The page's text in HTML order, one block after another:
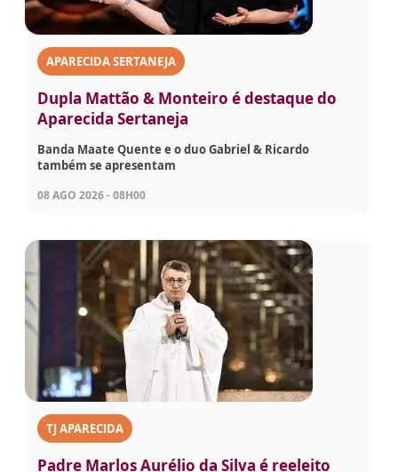
APARECIDA SERTANEJA
Dupla Mattão & Monteiro é destaque do
Aparecida Sertaneja
Banda Maate Quente e o duo Gabriel & Ricardo
também se apresentam
08 AGO 2026 - 08H00
TJ APARECIDA
Padre Marlos Aurélio da Silva é reeleito